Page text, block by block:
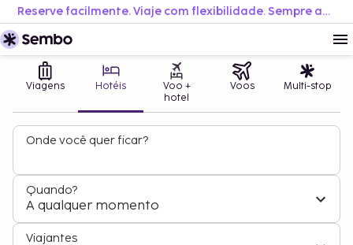
Reserve facilmente. Viaje com flexibilidade. Sempre ao melhor preço.
Viagens Hotéis
Voo +
hotel
Voos Multi-stop
Onde você quer ficar?
Quando?
A qualquer momento
Viajantes